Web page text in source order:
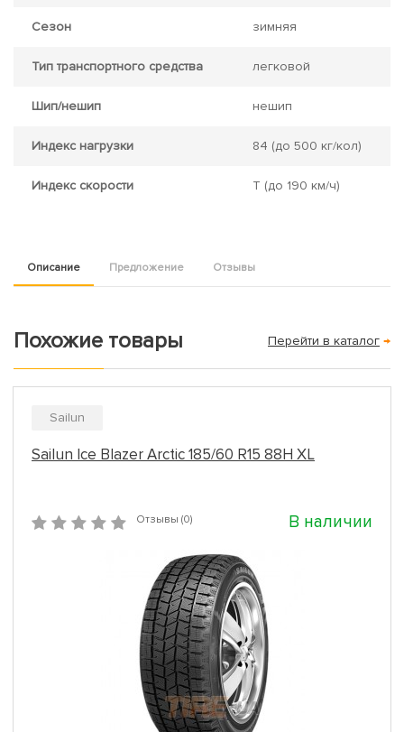
Сезон зимняя
Тип транспортного средства легковой
Шип/нешип нешип
Индекс нагрузки 84 (до 500 кг/кол)
Индекс скорости T (до 190 км/ч)
Описание Предложение Отзывы
Похожие товары Перейти в каталог →
Sailun
Sailun Ice Blazer Arctic 185/60 R15 88H XL
Отзывы (0) В наличии